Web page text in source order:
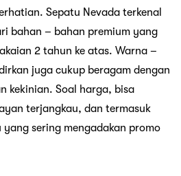
Sepatu Nevada terkenal
bahan – bahan premium yang
2 tahun ke atas. Warna –
juga cukup beragam dengan
kekinian. Soal harga, bisa
terjangkau, dan termasuk
yang sering mengadakan promo